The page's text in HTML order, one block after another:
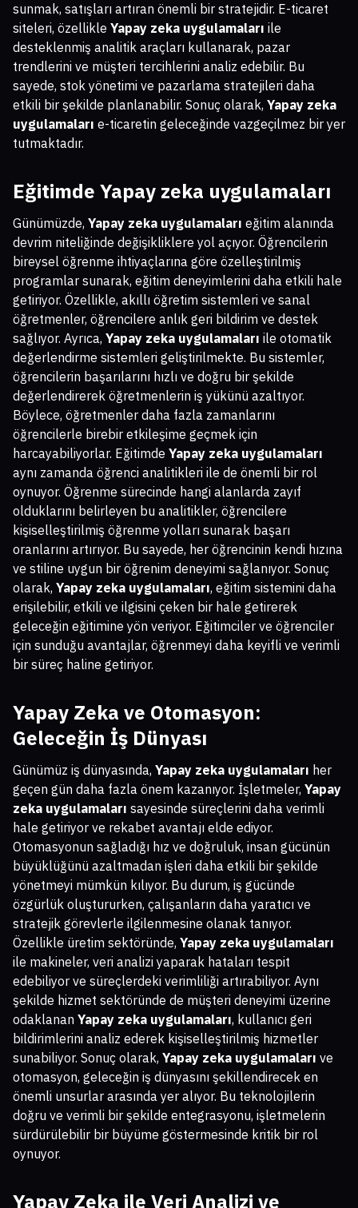
sunmak, satışları artıran önemli bir stratejidir. E-ticaret
siteleri, özellikle Yapay zeka uygulamaları ile
desteklenmiş analitik araçları kullanarak, pazar
trendlerini ve müşteri tercihlerini analiz edebilir. Bu
sayede, stok yönetimi ve pazarlama stratejileri daha
etkili bir şekilde planlanabilir. Sonuç olarak, Yapay zeka
uygulamaları e-ticaretin geleceğinde vazgeçilmez bir yer
tutmaktadır.
Eğitimde Yapay zeka uygulamaları
Günümüzde, Yapay zeka uygulamaları eğitim alanında
devrim niteliğinde değişikliklere yol açıyor. Öğrencilerin
bireysel öğrenme ihtiyaçlarına göre özelleştirilmiş
programlar sunarak, eğitim deneyimlerini daha etkili hale
getiriyor. Özellikle, akıllı öğretim sistemleri ve sanal
öğretmenler, öğrencilere anlık geri bildirim ve destek
sağlıyor. Ayrıca, Yapay zeka uygulamaları ile otomatik
değerlendirme sistemleri geliştirilmekte. Bu sistemler,
öğrencilerin başarılarını hızlı ve doğru bir şekilde
değerlendirerek öğretmenlerin iş yükünü azaltıyor.
Böylece, öğretmenler daha fazla zamanlarını
öğrencilerle birebir etkileşime geçmek için
harcayabiliyorlar. Eğitimde Yapay zeka uygulamaları
aynı zamanda öğrenci analitikleri ile de önemli bir rol
oynuyor. Öğrenme sürecinde hangi alanlarda zayıf
olduklarını belirleyen bu analitikler, öğrencilere
kişiselleştirilmiş öğrenme yolları sunarak başarı
oranlarını artırıyor. Bu sayede, her öğrencinin kendi hızına
ve stiline uygun bir öğrenim deneyimi sağlanıyor. Sonuç
olarak, Yapay zeka uygulamaları, eğitim sistemini daha
erişilebilir, etkili ve ilgisini çeken bir hale getirerek
geleceğin eğitimine yön veriyor. Eğitimciler ve öğrenciler
için sunduğu avantajlar, öğrenmeyi daha keyifli ve verimli
bir süreç haline getiriyor.
Yapay Zeka ve Otomasyon:
Geleceğin İş Dünyası
Günümüz iş dünyasında, Yapay zeka uygulamaları her
geçen gün daha fazla önem kazanıyor. İşletmeler, Yapay
zeka uygulamaları sayesinde süreçlerini daha verimli
hale getiriyor ve rekabet avantajı elde ediyor.
Otomasyonun sağladığı hız ve doğruluk, insan gücünün
büyüklüğünü azaltmadan işleri daha etkili bir şekilde
yönetmeyi mümkün kılıyor. Bu durum, iş gücünde
özgürlük oluştururken, çalışanların daha yaratıcı ve
stratejik görevlerle ilgilenmesine olanak tanıyor.
Özellikle üretim sektöründe, Yapay zeka uygulamaları
ile makineler, veri analizi yaparak hataları tespit
edebiliyor ve süreçlerdeki verimliliği artırabiliyor. Aynı
şekilde hizmet sektöründe de müşteri deneyimi üzerine
odaklanan Yapay zeka uygulamaları, kullanıcı geri
bildirimlerini analiz ederek kişiselleştirilmiş hizmetler
sunabiliyor. Sonuç olarak, Yapay zeka uygulamaları ve
otomasyon, geleceğin iş dünyasını şekillendirecek en
önemli unsurlar arasında yer alıyor. Bu teknolojilerin
doğru ve verimli bir şekilde entegrasyonu, işletmelerin
sürdürülebilir bir büyüme göstermesinde kritik bir rol
oynuyor.
Yapay Zeka ile Veri Analizi ve